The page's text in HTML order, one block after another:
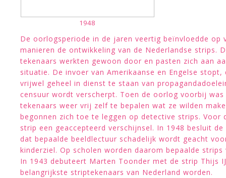
1948
De oorlogsperiode in de jaren veertig beïnvloedde op
manieren de ontwikkeling van de Nederlandse strips.
tekenaars werkten gewoon door en pasten zich aan
situatie. De invoer van Amerikaanse en Engelse
vrijwel geheel in dienst te staan van
censuur wordt verscherpt. Toen de oorlog voorbij
tekenaars weer vrij zelf te bepalen wat ze wilden
begonnen zich toe te leggen op detective strips. Voor
strip een geaccepteerd verschijnsel. In 1948 besluit
dat bepaalde beeldlectuur schadelijk wordt geacht
kinderziel. Op scholen worden daarom bepaalde strips
In 1943 debuteert Marten Toonder met de strip Thijs
belangrijkste striptekenaars van Nederland worden.